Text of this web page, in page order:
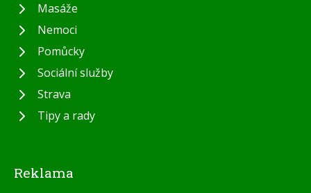
Masáže
Nemoci
Pomůcky
Sociální služby
Strava
Tipy a rady
Reklama